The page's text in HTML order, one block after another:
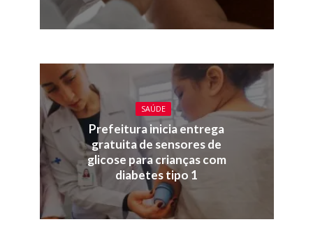
SAÚDE
Prefeitura inicia entrega
gratuita de sensores de
glicose para crianças com
diabetes tipo 1